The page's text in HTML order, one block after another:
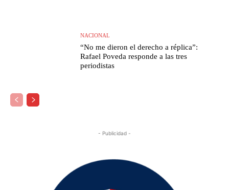
NACIONAL
“No me dieron el derecho a réplica”:
Rafael Poveda responde a las tres
periodistas
- Publicidad -